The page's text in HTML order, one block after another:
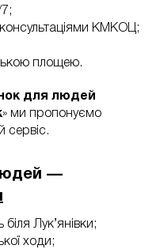
консультаціями КМКОЦ;
площею.
для людей
» ми пропонуємо
сервіс.
—
Лук’янівки;
ходи;